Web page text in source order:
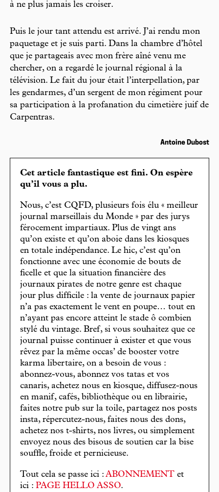
à ne plus jamais les croiser.
Puis le jour tant attendu est arrivé. J’ai rendu mon
paquetage et je suis parti. Dans la chambre d’hôtel
que je partageais avec mon frère aîné venu me
chercher, on a regardé le journal régional à la
télévision. Le fait du jour était l’interpellation, par
les gendarmes, d’un sergent de mon régiment pour
sa participation à la profanation du cimetière juif de
Carpentras.
Antoine Dubost
Cet article fantastique est fini. On espère
qu’il vous a plu.
Nous, c’est CQFD, plusieurs fois élu « meilleur
journal marseillais du Monde » par des jurys
férocement impartiaux. Plus de vingt ans
qu’on existe et qu’on aboie dans les kiosques
en totale indépendance. Le hic, c’est qu’on
fonctionne avec une économie de bouts de
ficelle et que la situation financière des
journaux pirates de notre genre est chaque
jour plus difficile : la vente de journaux papier
n’a pas exactement le vent en poupe… tout en
n’ayant pas encore atteint le stade ô combien
stylé du vintage. Bref, si vous souhaitez que ce
journal puisse continuer à exister et que vous
rêvez par la même occas’ de booster votre
karma libertaire, on a besoin de vous :
abonnez-vous, abonnez vos tatas et vos
canaris, achetez nous en kiosque, diffusez-nous
en manif, cafés, bibliothèque ou en librairie,
faites notre pub sur la toile, partagez nos posts
insta, répercutez-nous, faites nous des dons,
achetez nos t-shirts, nos livres, ou simplement
envoyez nous des bisous de soutien car la bise
souffle, froide et pernicieuse.
Tout cela se passe ici : ABONNEMENT et
ici : PAGE HELLO ASSO.